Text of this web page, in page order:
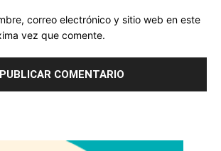
correo electrónico y sitio web en este
vez que comente.